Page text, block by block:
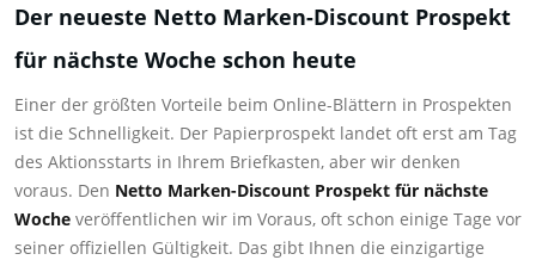
Der neueste Netto Marken-Discount Prospekt
für nächste Woche schon heute
Einer der größten Vorteile beim Online-Blättern in Prospekten
ist die Schnelligkeit. Der Papierprospekt landet oft erst am Tag
des Aktionsstarts in Ihrem Briefkasten, aber wir denken
voraus. Den Netto Marken-Discount Prospekt für nächste
Woche veröffentlichen wir im Voraus, oft schon einige Tage vor
seiner offiziellen Gültigkeit. Das gibt Ihnen die einzigartige